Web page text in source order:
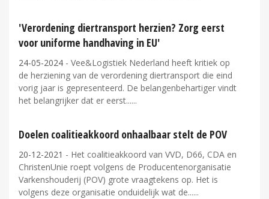
'Verordening diertransport herzien? Zorg eerst
voor uniforme handhaving in EU'
24-05-2024 - Vee&Logistiek Nederland heeft kritiek op
de herziening van de verordening diertransport die eind
vorig jaar is gepresenteerd. De belangenbehartiger vindt
het belangrijker dat er eerst...
Doelen coalitieakkoord onhaalbaar stelt de POV
20-12-2021 - Het coalitieakkoord van VVD, D66, CDA en
ChristenUnie roept volgens de Producentenorganisatie
Varkenshouderij (POV) grote vraagtekens op. Het is
volgens deze organisatie onduidelijk wat de...